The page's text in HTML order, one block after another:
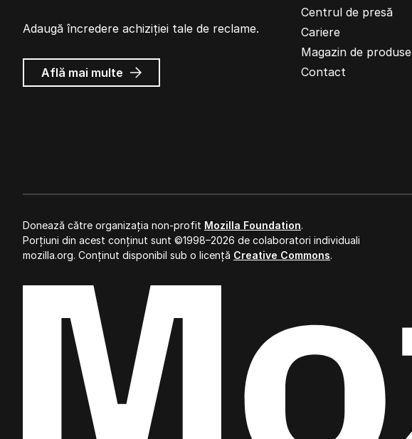
Adaugă încredere achiziției tale de reclame.
Află mai multe despre
Reclame
Centrul de presă
Cariere
Magazin de produse
Contact
Donează către organizația non-profit Mozilla Foundation.
Porțiuni din acest conținut sunt ©1998–2026 de colaboratori individuali
mozilla.org. Conținut disponibil sub o licență Creative Commons.